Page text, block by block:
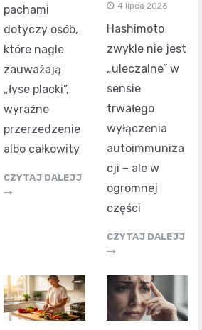
pachami
dotyczy osób,
które nagle
zauważają
„łyse placki”,
wyraźne
przerzedzenie
albo całkowity
CZYTAJ DALEJJ
4 lipca 2026
Hashimoto
zwykle nie jest
„uleczalne” w
sensie
trwałego
wyłączenia
autoimmuniza
cji – ale w
ogromnej
części
CZYTAJ DALEJJ